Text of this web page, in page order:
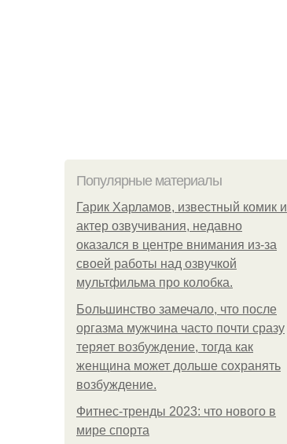
Популярные материалы
Гарик Харламов, известный комик и
актер озвучивания, недавно
оказался в центре внимания из-за
своей работы над озвучкой
мультфильма про колобка.
Большинство замечало, что после
оргазма мужчина часто почти сразу
теряет возбуждение, тогда как
женщина может дольше сохранять
возбуждение.
Фитнес-тренды 2023: что нового в
мире спорта